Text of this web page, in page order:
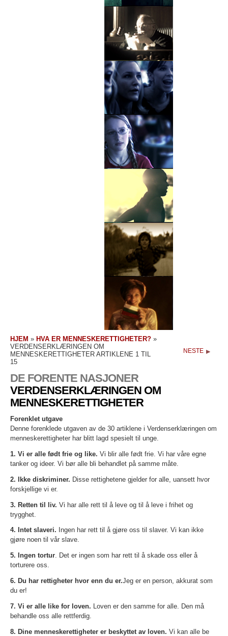
HJEM » HVA ER MENNESKERETTIGHETER? »
VERDENSERKLÆRINGEN OM
MENNESKERETTIGHETER ARTIKLENE 1 TIL
15
NESTE
DE FORENTE NASJONER
VERDENSERKLÆRINGEN OM
MENNESKERETTIGHETER
Forenklet utgave
Denne forenklede utgaven av de 30 artiklene i Verdenserklæringen om
menneskerettigheter har blitt lagd spesielt til unge.
1. Vi er alle født frie og like. Vi blir alle født frie. Vi har våre egne
tanker og ideer. Vi bør alle bli behandlet på samme måte.
2. Ikke diskriminer. Disse rettighetene gjelder for alle, uansett hvor
forskjellige vi er.
3. Retten til liv. Vi har alle rett til å leve og til å leve i frihet og
trygghet.
4. Intet slaveri. Ingen har rett til å gjøre oss til slaver. Vi kan ikke
gjøre noen til vår slave.
5. Ingen tortur. Det er ingen som har rett til å skade oss eller å
torturere oss.
6. Du har rettigheter hvor enn du er.Jeg er en person, akkurat som
du er!
7. Vi er alle like for loven. Loven er den samme for alle. Den må
behandle oss alle rettferdig.
8. Dine menneskerettigheter er beskyttet av loven. Vi kan alle be